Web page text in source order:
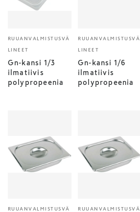
RUUANVALMISTUSVÄ
LINEET
Gn-kansi 1/3
ilmatiivis
polypropeenia
RUUANVALMISTUSVÄ
LINEET
Gn-kansi 1/6
ilmatiivis
polypropeenia
RUUANVALMISTUSVÄ RUUANVALMISTUSVÄ